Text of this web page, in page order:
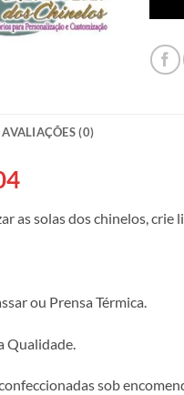
AVALIAÇÕES (0)
as solas dos chinelos, crie
ou Prensa Térmica.
Qualidade.
sob